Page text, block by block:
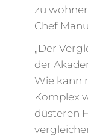
zu
Chef
„Der
der
Wie kann
Komplex
düsteren